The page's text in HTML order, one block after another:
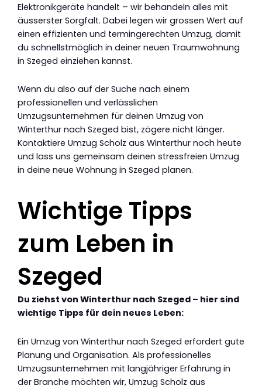
Elektronikgeräte handelt – wir behandeln alles mit
äusserster Sorgfalt. Dabei legen wir grossen Wert auf
einen effizienten und termingerechten Umzug, damit
du schnellstmöglich in deiner neuen Traumwohnung
in Szeged einziehen kannst.
Wenn du also auf der Suche nach einem
professionellen und verlässlichen
Umzugsunternehmen für deinen Umzug von
Winterthur nach Szeged bist, zögere nicht länger.
Kontaktiere Umzug Scholz aus Winterthur noch heute
und lass uns gemeinsam deinen stressfreien Umzug
in deine neue Wohnung in Szeged planen.
Wichtige Tipps
zum Leben in
Szeged
Du ziehst von Winterthur nach Szeged – hier sind
wichtige Tipps für dein neues Leben:
Ein Umzug von Winterthur nach Szeged erfordert gute
Planung und Organisation. Als professionelles
Umzugsunternehmen mit langjähriger Erfahrung in
der Branche möchten wir, Umzug Scholz aus